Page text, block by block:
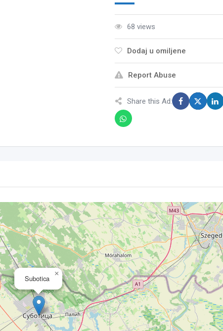
68 views
Dodaj u omiljene
Report Abuse
Share this Ad:
Subotica
×